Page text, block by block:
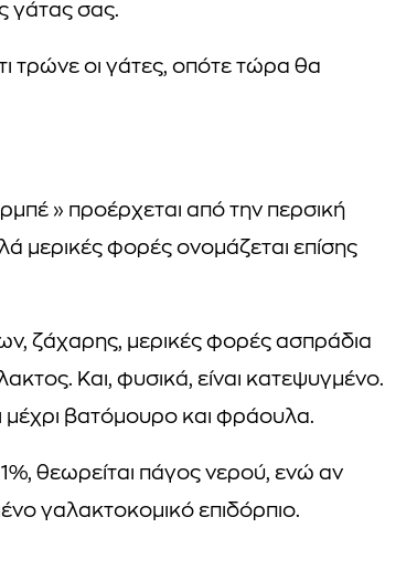
γάτας σας.
τρώνε οι γάτες, οπότε τώρα θα
» προέρχεται από την περσική
φορές ονομάζεται επίσης
ζάχαρης, μερικές φορές ασπράδια
Και, φυσικά, είναι κατεψυγμένο.
μέχρι βατόμουρο και φράουλα.
θεωρείται πάγος νερού, ενώ αν
γαλακτοκομικό επιδόρπιο.